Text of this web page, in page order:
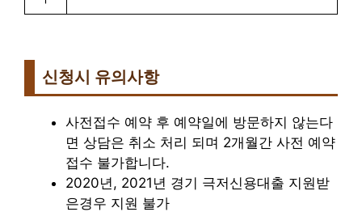
신청시 유의사항
사전접수 예약 후 예약일에 방문하지 않는다
면 상담은 취소 처리 되며 2개월간 사전 예약
접수 불가합니다.
2020년, 2021년 경기 극저신용대출 지원받
은경우 지원 불가